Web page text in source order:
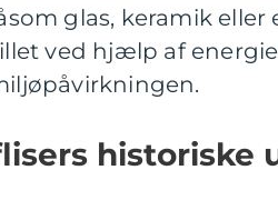
glas, keramik
ved hjælp af
historiske